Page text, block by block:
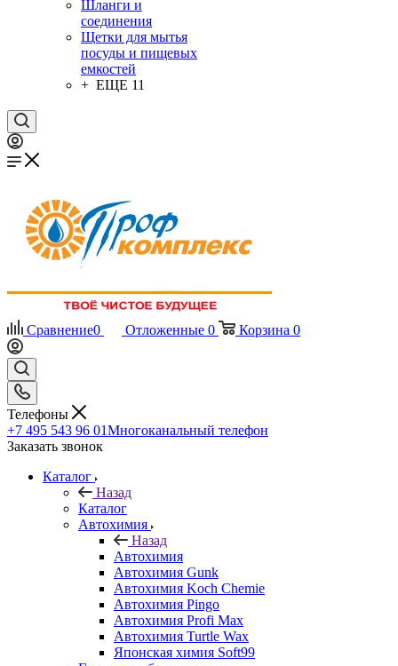
Шланги и
соединения
Щетки для мытья
посуды и пищевых
емкостей
+ ЕЩЕ 11
Сравнение0 Отложенные 0 Корзина 0
Телефоны
+7 495 543 96 01Многоканальный телефон
Заказать звонок
Каталог
Назад
Каталог
Автохимия
Назад
Автохимия
Автохимия Gunk
Автохимия Koch Chemie
Автохимия Pingo
Автохимия Profi Max
Автохимия Turtle Wax
Японская химия Soft99